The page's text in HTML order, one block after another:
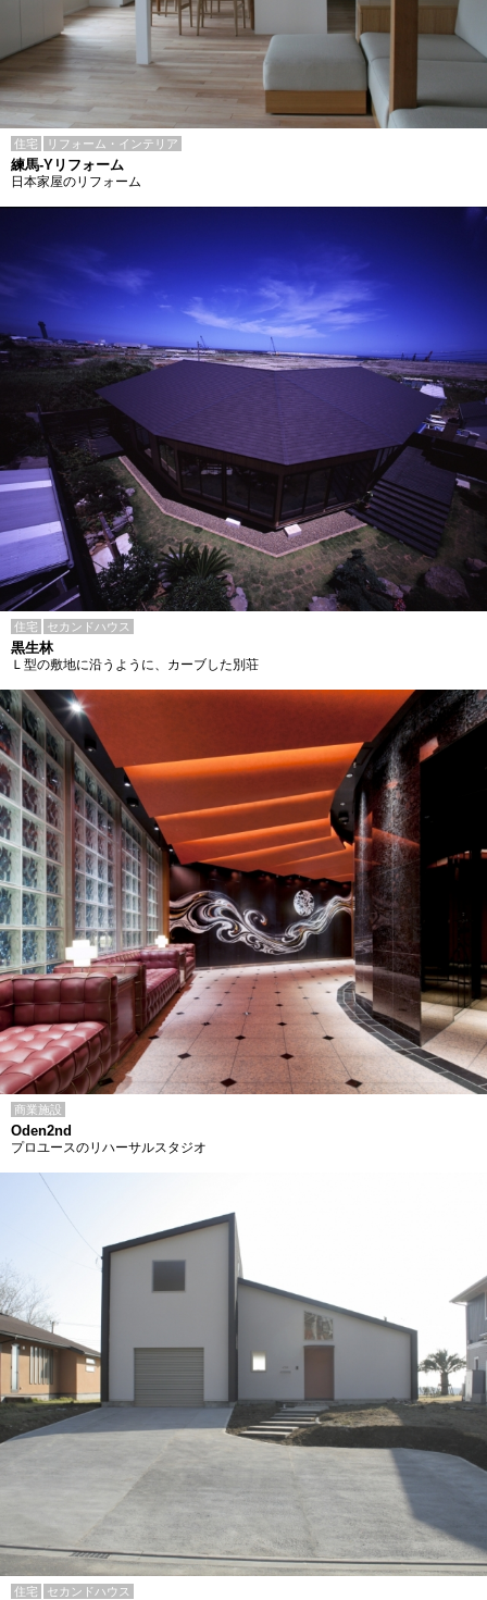
住宅 リフォーム・インテリア
練馬-Yリフォーム
日本家屋のリフォーム
住宅 セカンドハウス
黒生林
Ｌ型の敷地に沿うように、カーブした別荘
商業施設
Oden2nd
プロユースのリハーサルスタジオ
住宅 セカンドハウス